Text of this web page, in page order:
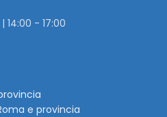
14:00 - 17:00
e provincia